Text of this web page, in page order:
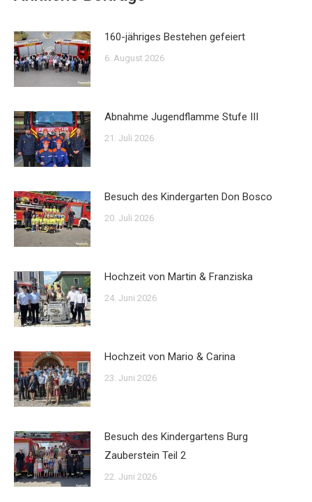
160-jähriges Bestehen gefeiert
6. August 2026
Abnahme Jugendflamme Stufe III
21. Juli 2026
Besuch des Kindergarten Don Bosco
20. Juli 2026
Hochzeit von Martin & Franziska
24. Juni 2026
Hochzeit von Mario & Carina
23. Juni 2026
Besuch des Kindergartens Burg
Zauberstein Teil 2
22. Juni 2026